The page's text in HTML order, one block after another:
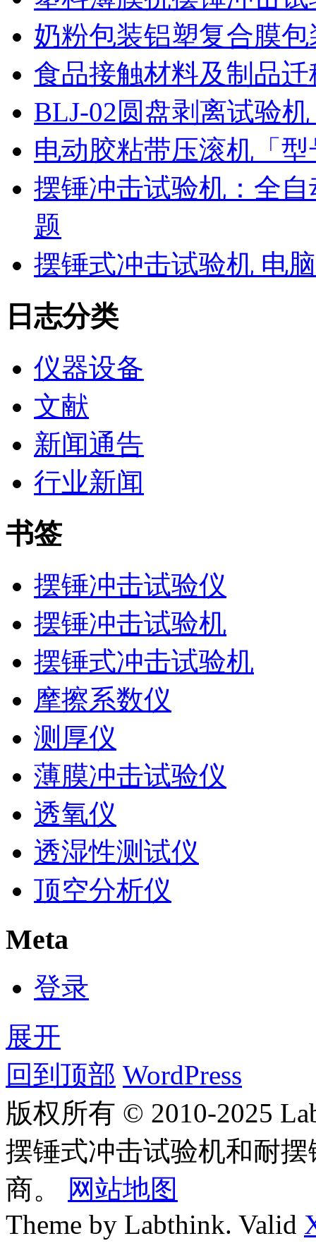
奶粉包装铝塑复合膜
食品接触材料及制品
BLJ-02圆盘剥离试验
电动胶粘带压滚机「
摆锤冲击试验机：全
题
摆锤式冲击试验机 电
日志分类
仪器设备
文献
新闻通告
行业新闻
书签
摆锤冲击试验仪
摆锤冲击试验机
摆锤式冲击试验机
摩擦系数仪
测厚仪
薄膜冲击试验仪
透氧仪
透湿性测试仪
顶空分析仪
Meta
登录
展开
回到顶部 WordPress
版权所有 © 2010-2025
摆锤式冲击试验机和耐
商。
网站地图
Theme by Labthink. Valid